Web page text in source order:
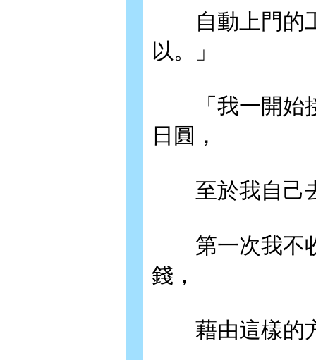
自動上門的工
以。」
「我一開始接
日圓，
至於我自己去
第一次我不收
錢，
藉由這樣的方